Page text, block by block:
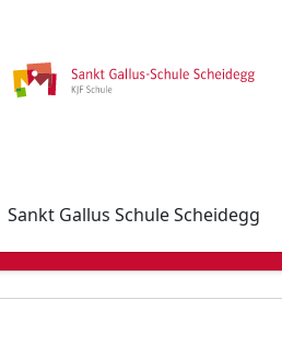
Sankt Gallus Schule Scheidegg